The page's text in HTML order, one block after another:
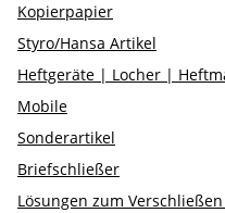
Kopierpapier
Styro/Hansa Artikel
Heftgeräte | Locher |
Mobile
Sonderartikel
Briefschließer
Lösungen zum